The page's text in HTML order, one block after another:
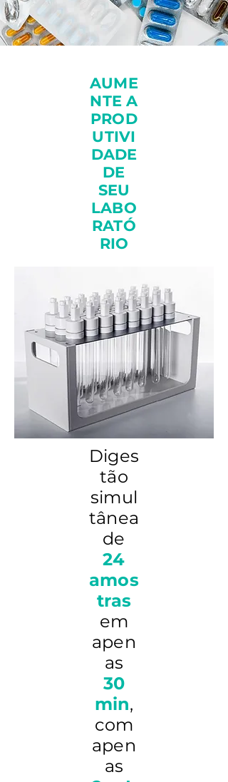
AUME
NTE A
PROD
UTIVI
DADE
DE
SEU
LABO
RATÓ
RIO
Diges
tão
simul
tânea
de
24
amos
tras
em
apen
as
30
min,
com
apen
as